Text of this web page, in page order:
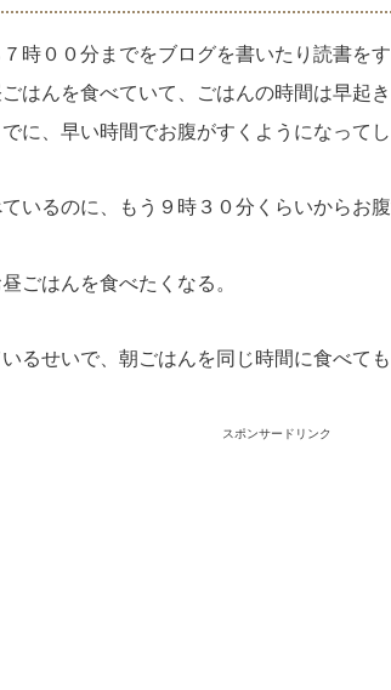
時００分までをブログを書いたり読書を
はんを食べていて、ごはんの時間は早起
に、早い時間でお腹がすくようになってし
いるのに、もう９時３０分くらいからお腹
ごはんを食べたくなる。
るせいで、朝ごはんを同じ時間に食べて
スポンサードリンク